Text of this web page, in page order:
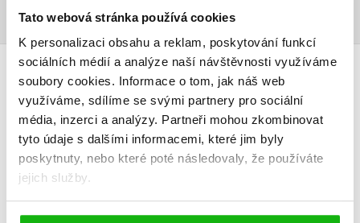
Tato webová stránka používá cookies
K personalizaci obsahu a reklam, poskytování funkcí
sociálních médií a analýze naší návštěvnosti využíváme
soubory cookies. Informace o tom, jak náš web
využíváme, sdílíme se svými partnery pro sociální
média, inzerci a analýzy. Partneři mohou zkombinovat
tyto údaje s dalšími informacemi, které jim byly
poskytnuty, nebo které poté následovaly, že používáte
jejich služby.
HODNOCENÍ ČTENÁŘŮ
V současné době nejsou vytvořena žádná uživatelská hodnocení.
Vaše hodnocení